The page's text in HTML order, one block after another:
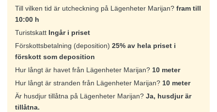
Till vilken tid är utcheckning på Lägenheter Marijan? fram till
10:00 h
Turistskatt Ingår i priset
Förskottsbetalning (deposition) 25% av hela priset i
förskott som deposition
Hur långt är havet från Lägenheter Marijan? 10 meter
Hur långt är stranden från Lägenheter Marijan? 10 meter
Är husdjur tillåtna på Lägenheter Marijan? Ja, husdjur är
tillåtna.